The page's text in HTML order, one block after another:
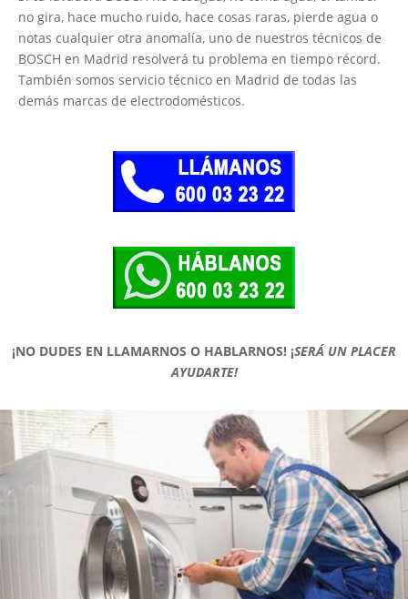
no gira, hace mucho ruido, hace cosas raras, pierde agua o
notas cualquier otra anomalía, uno de nuestros técnicos de
BOSCH en Madrid resolverá tu problema en tiempo récord.
También somos servicio técnico en Madrid de todas las
demás marcas de electrodomésticos.
¡NO DUDES EN LLAMARNOS O HABLARNOS! ¡SERÁ UN PLACER
AYUDARTE!